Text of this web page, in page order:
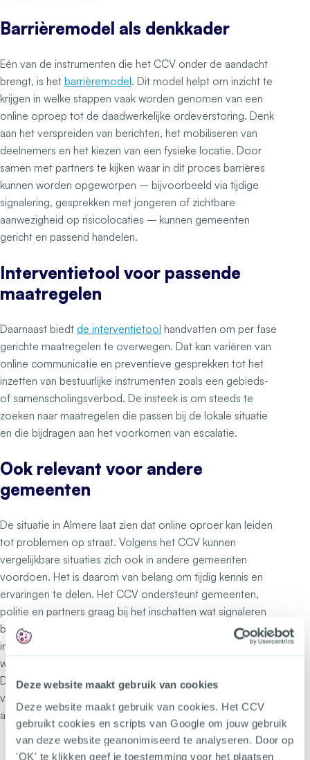
Deze website maakt gebruik van cookies
Deze website maakt gebruik van cookies. Het CCV
gebruikt cookies en scripts van Google om jouw gebruik
van deze website geanonimiseerd te analyseren. Door op
'OK' te klikken geef je toestemming voor het plaatsen
Barrièremodel als denkkader
Eén van de instrumenten die het CCV onder de aandacht
brengt, is het barrièremodel. Dit model helpt om inzicht te
krijgen in welke stappen vaak worden genomen van een
online oproep tot de daadwerkelijke ordeverstoring. Denk
aan het verspreiden van berichten, het mobiliseren van
deelnemers en het kiezen van een fysieke locatie. Door
samen met partners te kijken waar in dit proces barrières
kunnen worden opgeworpen – bijvoorbeeld via tijdige
signalering, gesprekken met jongeren of zichtbare
aanwezigheid op risicolocaties – kunnen gemeenten
gericht en passend handelen.
Interventietool voor passende
maatregelen
Daarnaast biedt de interventietool handvatten om per fase
gerichte maatregelen te overwegen. Dat kan variëren van
online communicatie en preventieve gesprekken tot het
inzetten van bestuurlijke instrumenten zoals een gebieds-
of samenscholingsverbod. De insteek is om steeds te
zoeken naar maatregelen die passen bij de lokale situatie
en die bijdragen aan het voorkomen van escalatie.
Ook relevant voor andere
gemeenten
De situatie in Almere laat zien dat online oproer kan leiden
tot problemen op straat. Volgens het CCV kunnen
vergelijkbare situaties zich ook in andere gemeenten
voordoen. Het is daarom van belang om tijdig kennis en
ervaringen te delen. Het CCV ondersteunt gemeenten,
politie en partners graag bij het inschatten wat signaleren
betekenen, het toepassen van het barrièremodel en het
inzetten van passende interventies. Over zes maanden
wordt het samenscholingsverbod in Almere geëvalueerd.
Die evaluatie kan ook waardevolle inzichten opleveren
voor andere gemeenten die te maken krijgen met online
aangejaagde ordeverstoringen.